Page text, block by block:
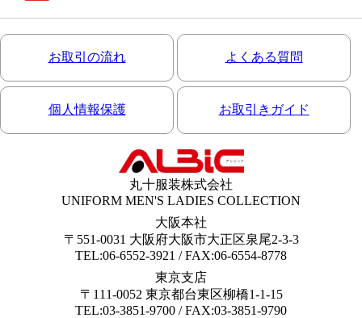
お取引の流れ よくある質問
個人情報保護 お取引きガイド
丸十服装株式会社
UNIFORM MEN'S LADIES COLLECTION
大阪本社
〒551-0031 大阪府大阪市大正区泉尾2-3-3
TEL:06-6552-3921 / FAX:06-6554-8778
東京支店
〒111-0052 東京都台東区柳橋1-1-15
TEL:03-3851-9700 / FAX:03-3851-9790